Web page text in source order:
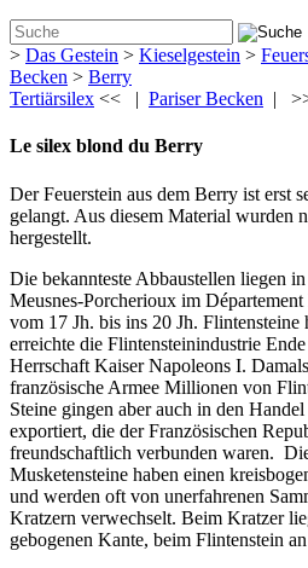
> Das Gestein > Kieselgestein >
Becken > Berry
Tertiärsilex << | Pariser Becken |
Le silex blond du Berry
Der Feuerstein aus dem Berry ist erst
gelangt. Aus diesem Material wurden
hergestellt.
Die bekannteste Abbaustellen liegen
Meusnes-Porcherioux im
vom 17 Jh. bis ins 20 Jh. Flintensteine
erreichte die Flintensteinindustrie
Herrschaft Kaiser Napoleons I.
französische Armee Millionen von
Steine gingen aber auch in den
exportiert, die der Französischen
freundschaftlich verbunden waren.
Musketensteine haben einen
und werden oft von unerfahrenen
Kratzern verwechselt. Beim Kratzer
gebogenen Kante, beim Flintenstein